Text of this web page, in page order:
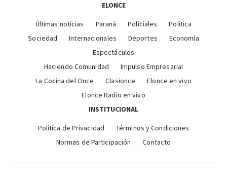
ELONCE
Últimas noticias Paraná Policiales
Política
Sociedad
Internacionales Deportes
Economía
Espectáculos
Haciendo Comunidad
Impulso Empresarial
La Cocina del Once
Clasionce
Elonce en vivo
Elonce Radio en vivo
INSTITUCIONAL
Política de Privacidad
Términos y Condiciones
Normas de Participación
Contacto